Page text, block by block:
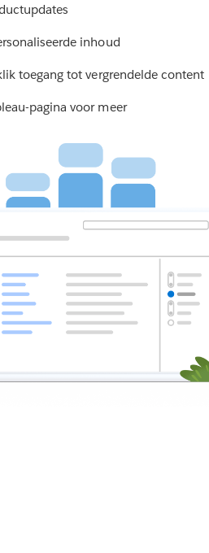
inhoud
toegang tot vergrendelde content
pagina voor meer